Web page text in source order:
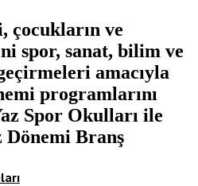
çocukların ve
spor, sanat, bilim ve
amacıyla
programlarını
Spor Okulları ile
Dönemi Branş